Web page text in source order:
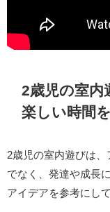
2歳児の室内
楽しい時間
2歳児の室内遊びは
でなく、発達や成長
アイデアを参考にし